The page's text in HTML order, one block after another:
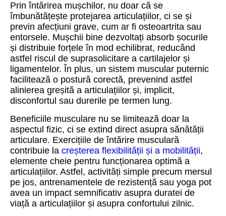
Prin întărirea mușchilor, nu doar că se
îmbunătățește protejarea articulațiilor, ci se și
previn afecțiuni grave, cum ar fi osteoartrita sau
entorsele. Mușchii bine dezvoltați absorb șocurile
și distribuie forțele în mod echilibrat, reducând
astfel riscul de suprasolicitare a cartilajelor și
ligamentelor. În plus, un sistem muscular puternic
facilitează o postură corectă, prevenind astfel
alinierea greșită a articulațiilor și, implicit,
disconfortul sau durerile pe termen lung.
Beneficiile musculare nu se limitează doar la
aspectul fizic, ci se extind direct asupra sănătății
articulare. Exercițiile de întărire musculară
contribuie la creșterea flexibilității și a mobilității,
elemente cheie pentru funcționarea optimă a
articulațiilor. Astfel, activități simple precum mersul
pe jos, antrenamentele de rezistență sau yoga pot
avea un impact semnificativ asupra duratei de
viață a articulațiilor și asupra confortului zilnic.